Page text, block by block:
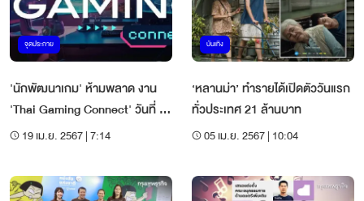
จุดประกาย
'นักพัฒนาเกม' ห้ามพลาด งาน
'Thai Gaming Connect' วันที่ 21
เม.ย. 67
19 เม.ย. 2567 | 7:14
บันเทิง
‘หลานม่า’ ทำรายได้เปิดตัววันแรก
ทั่วประเทศ 21 ล้านบาท
05 เม.ย. 2567 | 10:04